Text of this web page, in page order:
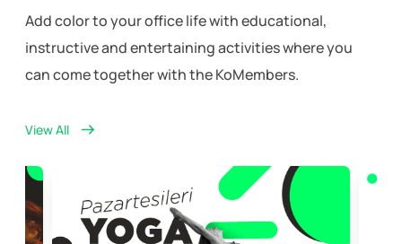
Add color to your office life with educational,
instructive and entertaining activities where you
can come together with the KoMembers.
View All